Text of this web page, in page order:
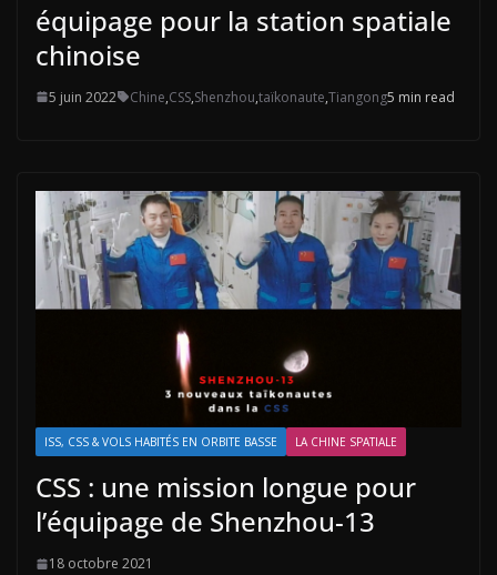
équipage pour la station spatiale
chinoise
5 juin 2022 Chine,CSS,Shenzhou,taïkonaute,Tiangong5 min read
ISS, CSS & VOLS HABITÉS EN ORBITE BASSE LA CHINE SPATIALE
CSS : une mission longue pour
l’équipage de Shenzhou-13
18 octobre 2021